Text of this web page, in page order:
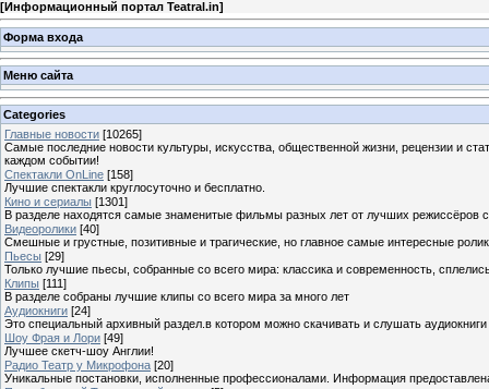
[Информационный портал Teatral.in]
Форма входа
Меню сайта
Categories
Главные новости [10265]
Самые последние новости культуры, искусства, общественной жизни, рецензии и
каждом событии!
Спектакли OnLine [158]
Лучшие спектакли круглосуточно и бесплатно.
Кино и сериалы [1301]
В разделе находятся самые знаменитые фильмы разных лет от лучших режиссёров
Видеоролики [40]
Смешные и грустные, позитивные и трагические, но главное самые интересные
Пьесы [29]
Только лучшие пьесы, собранные со всего мира: классика и современность,
Клипы [111]
В разделе собраны лучшие клипы со всего мира за много лет
Аудиокниги [24]
Это специальный архивный раздел.в котором можно скачивать и слушать
Шоу Фрая и Лори [49]
Лучшее скетч-шоу Англии!
Радио Театр у Микрофона [20]
Уникальные постановки, исполненные профессионалами. Информация